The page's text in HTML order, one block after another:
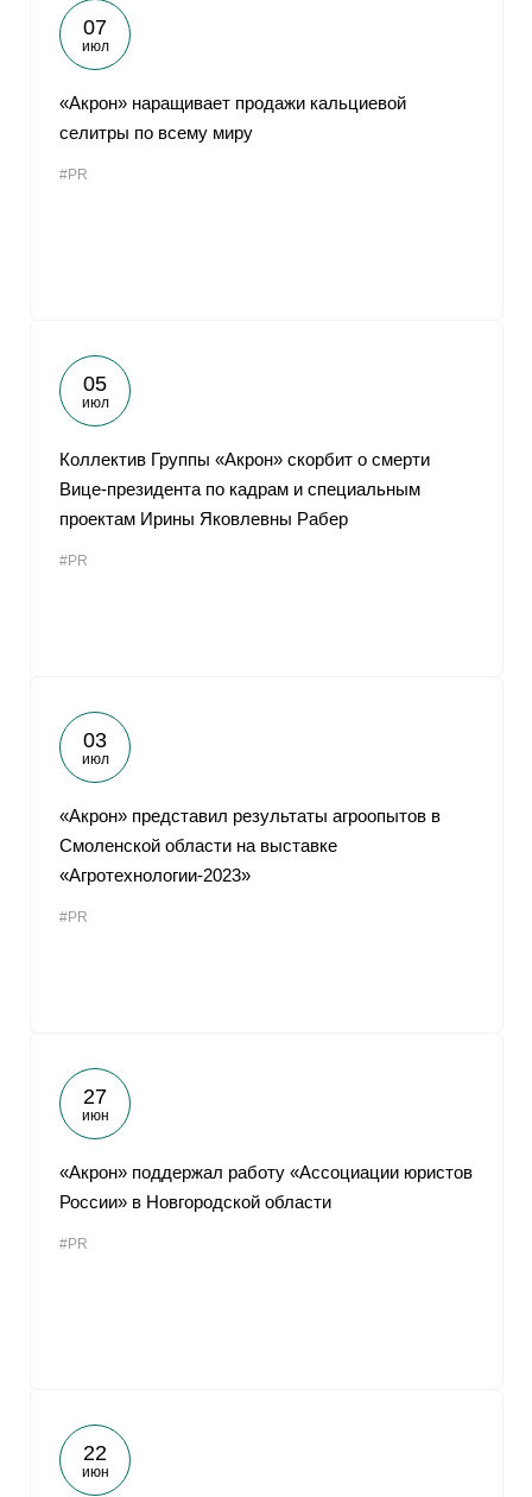
07
июл
«Акрон» наращивает продажи кальциевой
селитры по всему миру
#PR
05
июл
Коллектив Группы «Акрон» скорбит о смерти
Вице-президента по кадрам и специальным
проектам Ирины Яковлевны Рабер
#PR
03
июл
«Акрон» представил результаты агроопытов в
Смоленской области на выставке
«Агротехнологии-2023»
#PR
27
июн
«Акрон» поддержал работу «Ассоциации юристов
России» в Новгородской области
#PR
22
июн